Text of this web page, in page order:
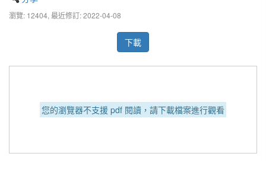
瀏覽: 12404, 最近修訂: 2022-04-08
下載
您的瀏覽器不支援 pdf 閱讀，請下載檔案進行觀看